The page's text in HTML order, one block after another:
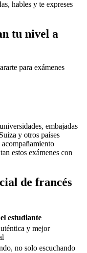
hables y te expreses
tu nivel a
para exámenes
embajadas
y otros países
estos exámenes con
de francés
estudiante
y mejor
no solo escuchando